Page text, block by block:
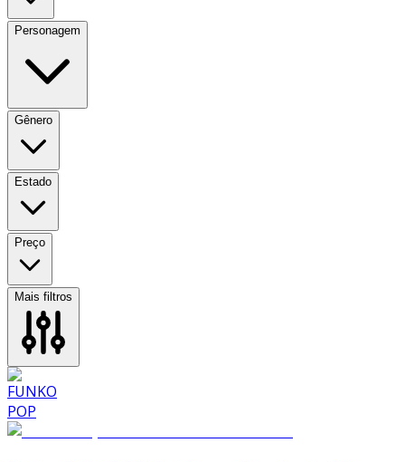
Personagem
Gênero
Estado
Preço
Mais filtros